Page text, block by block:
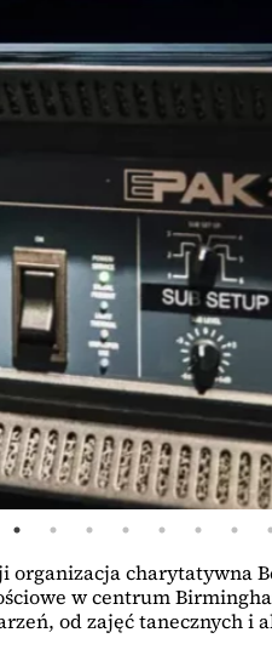
charytatywna
w centrum
od zajęć tanecznych i